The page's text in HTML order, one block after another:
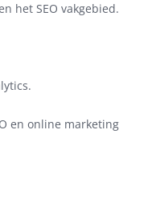
het SEO vakgebied.
en online marketing